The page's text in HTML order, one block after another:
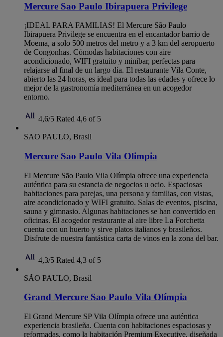
Mercure Sao Paulo Ibirapuera Privilege
¡IDEAL PARA FAMILIAS! El Mercure São Paulo
Ibirapuera Privilege se encuentra en el encantador barrio de
Moema, a solo 500 metros del metro y a 3 km del aeropuerto
de Congonhas. Cómodas habitaciones con aire
acondicionado, WIFI gratuito y minibar, perfectas para
relajarse al final de un largo día. El restaurante Vila Conte,
abierto las 24 horas, es ideal para todas las edades y ofrece lo
mejor de la gastronomía mediterránea en un acogedor
entorno.
4,6/5 Rated 4,6 of 5
SAO PAULO, Brasil
Mercure Sao Paulo Vila Olimpia
El Mercure São Paulo Vila Olímpia ofrece una experiencia
auténtica para su estancia de negocios u ocio. Espaciosas
habitaciones para parejas, una persona y familias, con vistas,
aire acondicionado y WIFI gratuito. Salas de eventos, piscina,
sauna y gimnasio. Algunas habitaciones se han convertido en
oficinas. El acogedor restaurante al aire libre La Forchetta
cuenta con un huerto y sirve platos italianos y brasileños.
Disfrute de nuestra fantástica carta de vinos en la zona del bar.
4,3/5 Rated 4,3 of 5
SÃO PAULO, Brasil
Grand Mercure Sao Paulo Vila Olímpia
El Grand Mercure SP Vila Olímpia ofrece una auténtica
experiencia brasileña. Cuenta con habitaciones espaciosas y
reformadas, como la habitación Premium Executive, diseñada